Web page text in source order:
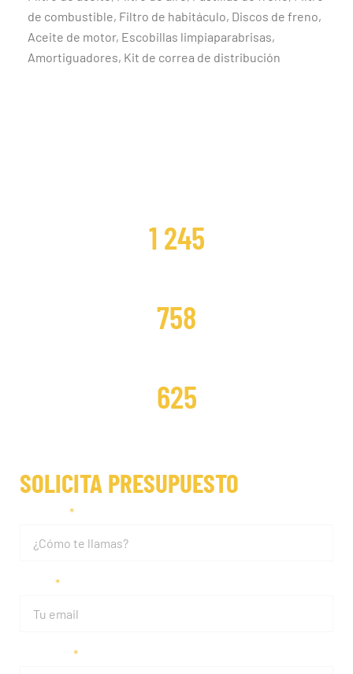
de combustible, Filtro de habitáculo, Discos de freno,
Aceite de motor, Escobillas limpiaparabrisas,
Amortiguadores, Kit de correa de distribución
SOLICITA PRESUPUESTO
1 245
758
625